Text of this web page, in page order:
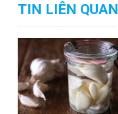
TIN LIÊN QUAN